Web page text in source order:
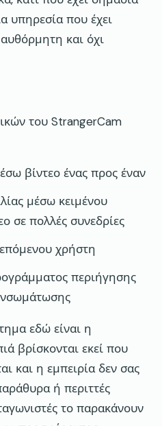
υπηρεσία που έχει
αυθόρμητη και όχι
του StrangerCam
βίντεο ένας προς έναν
μέσω κειμένου
σε πολλές συνεδρίες
χρήστη
περιήγησης
εδώ είναι η
βρίσκονται εκεί που
και η εμπειρία δεν σας
ή περιττές
το παρακάνουν